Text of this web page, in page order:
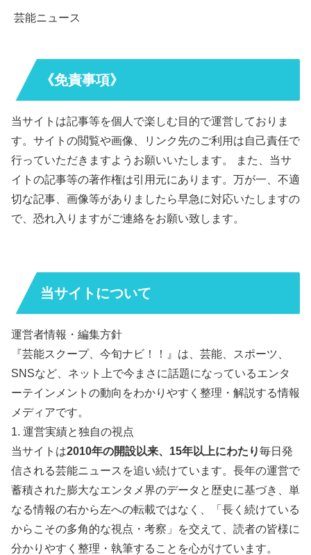
芸能ニュース
《免責事項》
当サイトは記事等を個人で楽しむ目的で運営しておりま
す。サイトの閲覧や画像、リンク先のご利用は自己責任で
行っていただきますようお願いいたします。 また、当サ
イトの記事等の著作権は引用元にあります。万が一、不適
切な記事、画像等がありましたら早急に対応いたしますの
で、恐れ入りますがご連絡をお願い致します。
当サイトについて
運営者情報・編集方針
『芸能スクープ、今旬ナビ！！』は、芸能、スポーツ、
SNSなど、ネット上で今まさに話題になっているエンタ
ーテインメントの動向をわかりやすく整理・解説する情報
メディアです。
1. 運営実績と独自の視点
当サイトは2010年の開設以来、15年以上にわたり毎日発
信される芸能ニュースを追い続けています。長年の運営で
蓄積された膨大なエンタメ界のデータと歴史に基づき、単
なる情報の右から左への転載ではなく、「長く続けている
からこその多角的な視点・考察」を交えて、読者の皆様に
分かりやすく整理・執筆することを心がけています。